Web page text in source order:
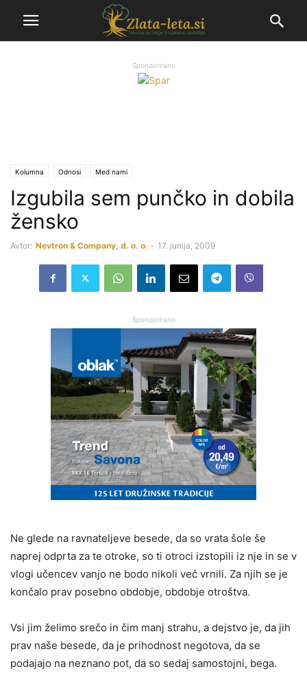
Sponzorirano
Kolumna Odnosi Med nami
Izgubila sem punčko in dobila
žensko
Avtor: Nevtron & Company, d. o. o. - 17. junija, 2009
Sponzorirano
Ne glede na ravnateljeve besede, da so vrata šole še
naprej odprta za te otroke, so ti otroci izstopili iz nje in se v
vlogi učencev vanjo ne bodo nikoli več vrnili. Za njih se je
končalo prav posebno obdobje, obdobje otroštva.
Vsi jim želimo srečo in čim manj strahu, a dejstvo je, da jih
prav naše besede, da je prihodnost negotova, da se
podajajo na neznano pot, da so sedaj samostojni, bega.